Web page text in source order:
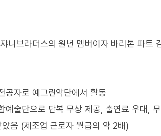
니브라더스의 원년 멤버이자 바리톤 파트
공자로 예그린악단에서 활동
술단으로 단복 무상 제공, 출연료 우대,
음 (제조업 근로자 월급의 약 2배)